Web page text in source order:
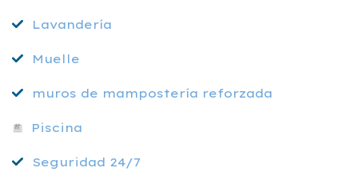
Lavandería
Muelle
muros de mampostería reforzada
Piscina
Seguridad 24/7